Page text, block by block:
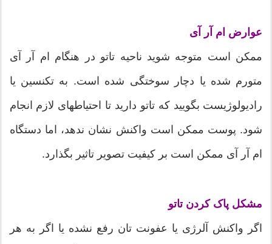
عوارض ام آر آی
ممکن است متوجه شوید ناحیه تاتو در هنگام ام آر آی
متورم شده یا دچار سوختگی شده است. به تکنسین یا
رادیولوژیست بگویید که تاتو دارید تا احتیاطهای لازم انجام
شود. پوست ممکن است واکنش نشان ندهد، اما دستگاه
ام آر آی ممکن است بر کیفیت تصویر تاثیر بگذارد.
مشکل پاک کردن تاتو
اگر واکنش آلرژی یا عفونت تان رفع نشده یا اگر به هر